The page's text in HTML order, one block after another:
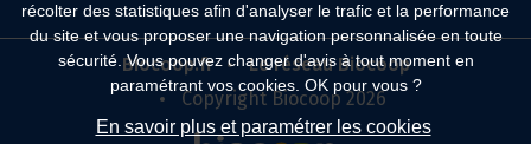
récolter des statistiques afin d'analyser le trafic et la performance
du site et vous proposer une navigation personnalisée en toute
sécurité. Vous pouvez changer d'avis à tout moment en
paramétrant vos cookies. OK pour vous ?
En savoir plus et paramétrer les cookies
Biocoop.fr
Le réseau Biocoop
Copyright Biocoop 2026